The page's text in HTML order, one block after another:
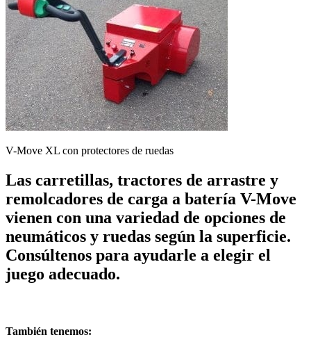
V-Move XL con protectores de ruedas
Las carretillas, tractores de arrastre y
remolcadores de carga a batería V-Move
vienen con una variedad de opciones de
neumáticos y ruedas según la superficie.
Consúltenos para ayudarle a elegir el
juego adecuado.
También tenemos: